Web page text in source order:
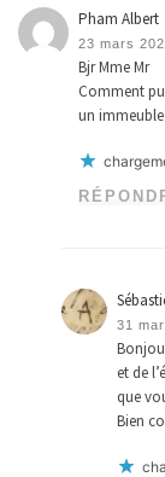
Pham Albert
23 mars
Bjr Mme Mr
Comment
un
31
et de
que
Bien